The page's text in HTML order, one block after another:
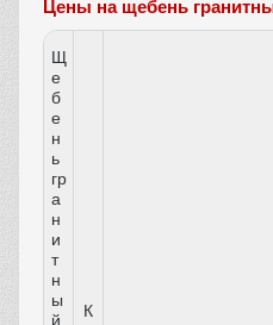
Цены на щебень
Щ
е
б
е
н
ь
гр
а
н
и
т
н
ы
й
К